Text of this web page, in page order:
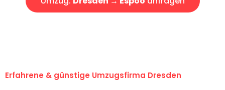
Erfahrene & günstige Umzugsfirma Dresden